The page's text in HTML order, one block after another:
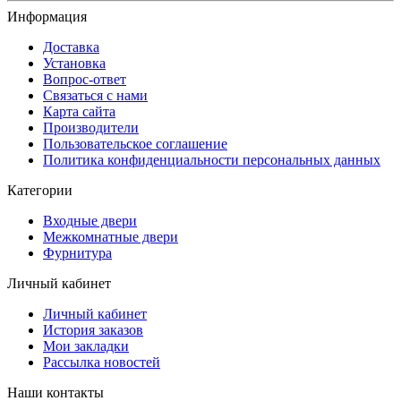
Информация
Доставка
Установка
Вопрос-ответ
Связаться с нами
Карта сайта
Производители
Пользовательское соглашение
Политика конфиденциальности персональных данных
Категории
Входные двери
Межкомнатные двери
Фурнитура
Личный кабинет
Личный кабинет
История заказов
Мои закладки
Рассылка новостей
Наши контакты